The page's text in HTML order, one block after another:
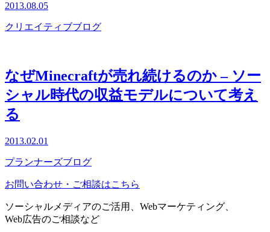
2013.08.05
クリエイティブブログ
なぜMinecraftが売れ続けるのか – ソー
シャル時代の収益モデルについて考え
る
2013.02.01
プランナーズブログ
お問い合わせ・ご相談はこちら
ソーシャルメディアのご活用、Webマーケティング、
Web広告のご相談など